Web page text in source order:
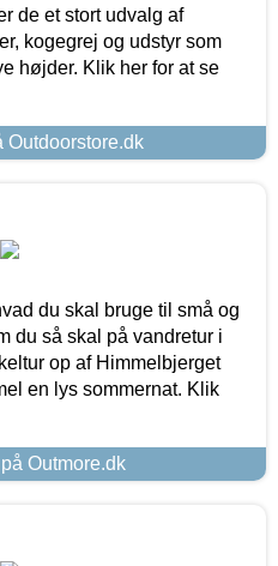
de et stort udvalg af
kogegrej og udstyr som
højder. Klik her for at se
Outdoorstore.dk
du skal bruge til små og
du så skal på vandretur i
op af Himmelbjerget
en lys sommernat. Klik
Outmore.dk